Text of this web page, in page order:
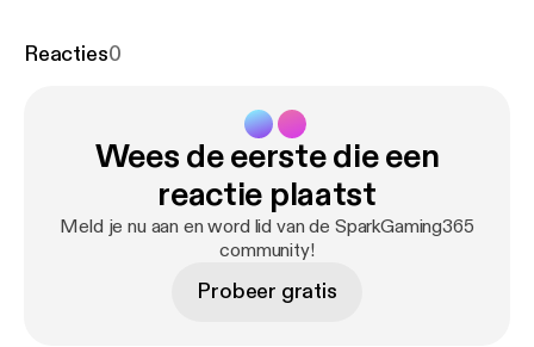
eviantart.com/art/creepypasta-story-Poopsy-I-m-s
deviantart.com/art/Poopsy-the-Killer-2-Poop2y-61
6512332Why not Join us on Discord! for the next
podcast on Saturday 9th December 2017 @ 7pm UK
time! (Times and dates are subject to change!) This
episode was edited by Just Jordan &amp; Tom
Reacties0
Wees de eerste die een
reactie plaatst
Meld je nu aan en word lid van de SparkGaming365
community!
Probeer gratis